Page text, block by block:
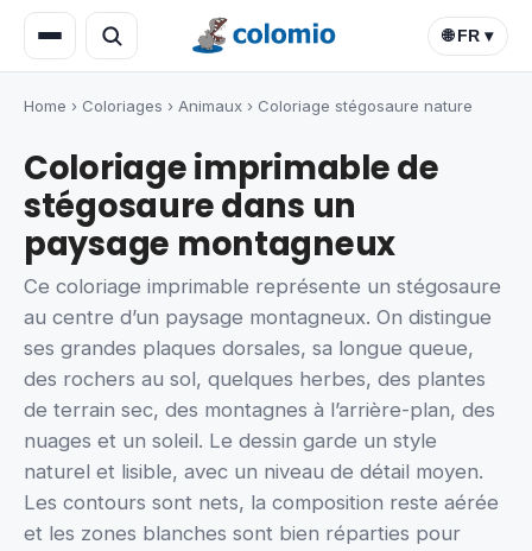
🌐 FR ▾
Home › Coloriages › Animaux › Coloriage stégosaure nature
Coloriage imprimable de
stégosaure dans un
paysage montagneux
Ce coloriage imprimable représente un stégosaure
au centre d’un paysage montagneux. On distingue
ses grandes plaques dorsales, sa longue queue,
des rochers au sol, quelques herbes, des plantes
de terrain sec, des montagnes à l’arrière-plan, des
nuages et un soleil. Le dessin garde un style
naturel et lisible, avec un niveau de détail moyen.
Les contours sont nets, la composition reste aérée
et les zones blanches sont bien réparties pour